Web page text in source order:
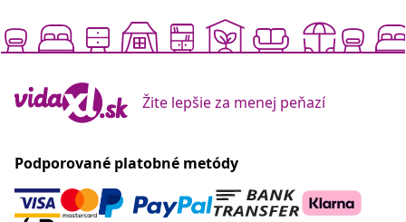
Žite lepšie za menej peňazí
Podporované platobné metódy